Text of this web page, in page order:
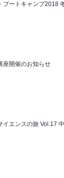
ブートキャンプ2018
座開催のお知らせ
イエンスの旅 Vol.17